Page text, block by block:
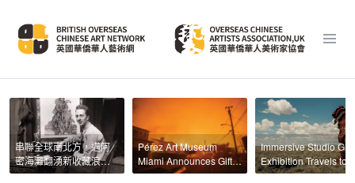
串聯全球南北方，邁阿
密海灘翻湧新收藏浪
潮！2025 Art Basel
Pérez Art Museum
Miami Announces Gifts
Totaling $7 M. for
Immersive Studio
Exhibition Travels to
Abu Dhabi in May